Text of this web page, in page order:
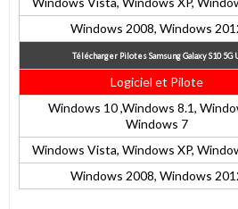
Windows 2008, Windows
Télécharger Pilotes Samsung Galaxy S10 5G
Logiciel et Pilote
Windows 10 ,Windows 8.1,
Windows 7
Windows Vista, Windows XP,
Windows 2008, Windows